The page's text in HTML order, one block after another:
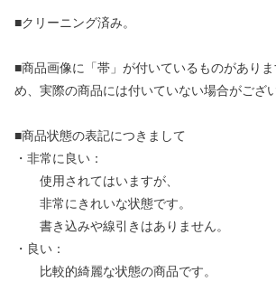
■クリーニング済み。
■商品画像に「帯」が付いているものがあり
め、実際の商品には付いていない場合がござ
■商品状態の表記につきまして
・非常に良い：
使用されてはいますが、
非常にきれいな状態です。
書き込みや線引きはありません。
・良い：
比較的綺麗な状態の商品です。